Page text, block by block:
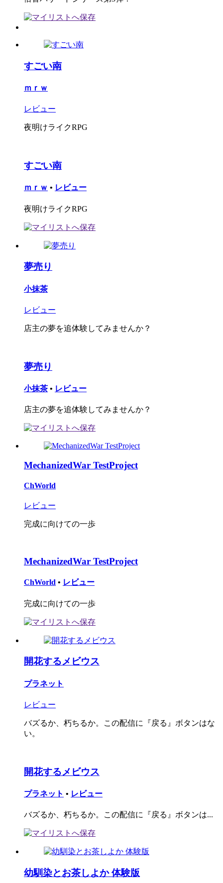
すごい南
ｍｒｗ
レビュー
夜明けライクRPG
すごい南
ｍｒｗ • レビュー
夜明けライクRPG
夢売り
小抹茶
レビュー
店主の夢を追体験してみませんか？
夢売り
小抹茶 • レビュー
店主の夢を追体験してみませんか？
MechanizedWar TestProject
ChWorld
レビュー
完成に向けての一歩
MechanizedWar TestProject
ChWorld • レビュー
完成に向けての一歩
開花するメビウス
プラネット
レビュー
バズるか、朽ちるか。この配信に『戻る』ボタンはな
い。
開花するメビウス
プラネット • レビュー
バズるか、朽ちるか。この配信に『戻る』ボタンは...
幼馴染とお茶しよか 体験版